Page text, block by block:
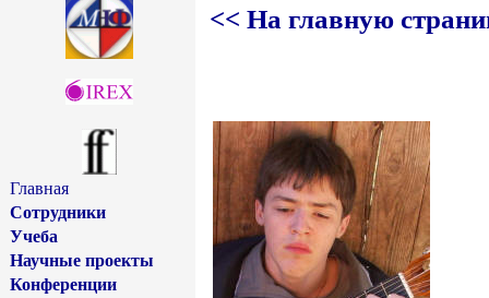
Главная
Сотрудники
Учеба
Научные проекты
Конференции
<< На главную